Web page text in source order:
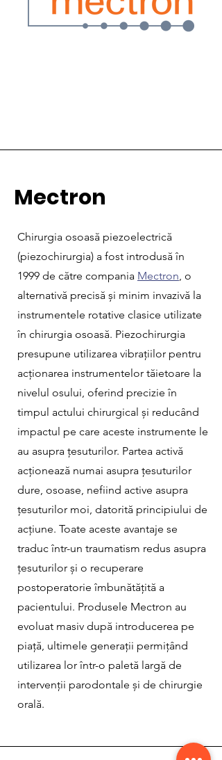
Mectron
Chirurgia osoasă piezoelectrică
(piezochirurgia) a fost introdusă în
1999 de către compania Mectron, o
alternativă precisă și minim invazivă la
instrumentele rotative clasice utilizate
în chirurgia osoasă. Piezochirurgia
presupune utilizarea vibrațiilor pentru
acționarea instrumentelor tăietoare la
nivelul osului, oferind precizie în
timpul actului chirurgical și reducând
impactul pe care aceste instrumente le
au asupra țesuturilor. Partea activă
acționează numai asupra țesuturilor
dure, osoase, nefiind active asupra
țesuturilor moi, datorită principiului de
acțiune. Toate aceste avantaje se
traduc într-un traumatism redus asupra
țesuturilor și o recuperare
postoperatorie îmbunătățită a
pacientului. Produsele Mectron au
evoluat masiv după introducerea pe
piață, ultimele generații permițând
utilizarea lor într-o paletă largă de
intervenții parodontale și de chirurgie
orală.